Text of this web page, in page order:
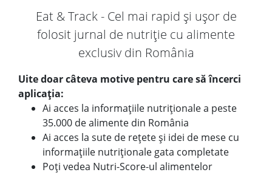
Eat & Track - Cel mai rapid și ușor de
folosit jurnal de nutriție cu alimente
exclusiv din România
Uite doar câteva motive pentru care să încerci
aplicația:
Ai acces la informațiile nutriționale a peste
35.000 de alimente din România
Ai acces la sute de rețete și idei de mese cu
informațiile nutriționale gata completate
Poți vedea Nutri-Score-ul alimentelor